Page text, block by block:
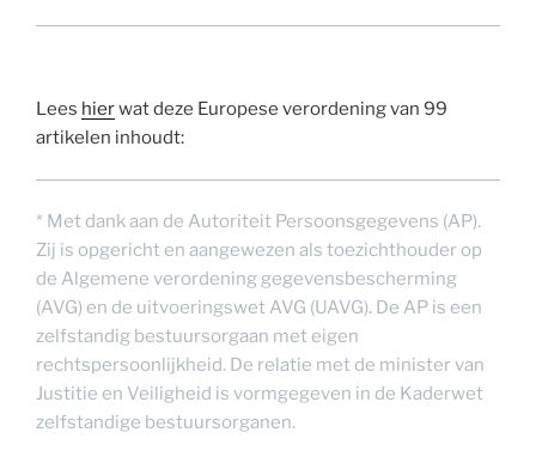
Lees hierwat deze Europese verordening van 99
artikelen inhoudt:
* Met dank aan de Autoriteit Persoonsgegevens (AP).
Zij is opgericht en aangewezen als toezichthouder op
de Algemene verordening gegevensbescherming
(AVG) en de uitvoeringswet AVG (UAVG). De AP is een
zelfstandig bestuursorgaan met eigen
rechtspersoonlijkheid. De relatie met de minister van
Justitie en Veiligheid is vormgegeven in de Kaderwet
zelfstandige bestuursorganen.